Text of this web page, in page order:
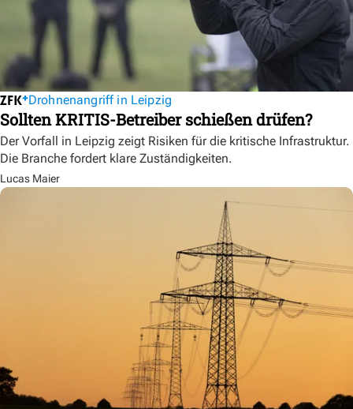
Drohnenangriff in Leipzig
Sollten KRITIS-Betreiber schießen drüfen?
Der Vorfall in Leipzig zeigt Risiken für die kritische Infrastruktur.
Die Branche fordert klare Zuständigkeiten.
Lucas Maier